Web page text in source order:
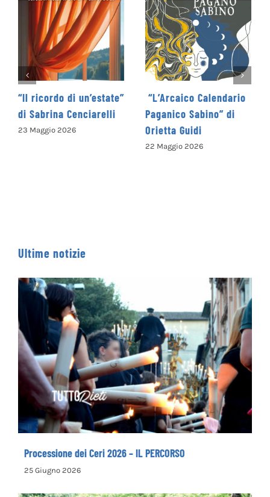
“L’Arcaico Calendario
Paganico Sabino” di
Orietta Guidi
“Gli ultimi colori del
semaforo” di Pier Luca
Aguzzi
8 Aprile 2026
Ultime notizie
Processione dei Ceri 2026 – IL PERCORSO
Processione dei Ceri 2026 – IL PERCORSO
25 Giugno 2026